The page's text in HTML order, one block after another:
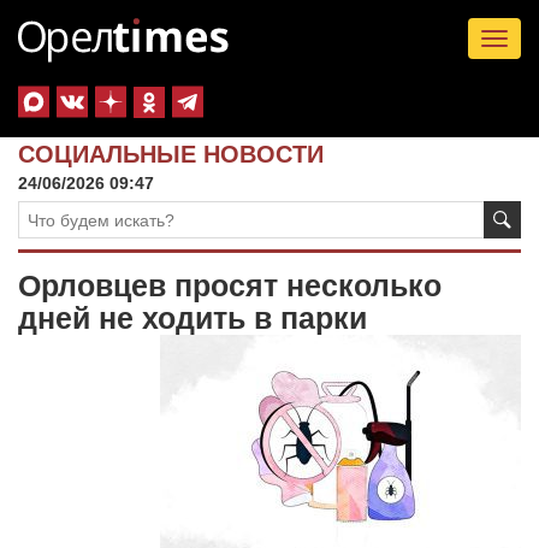
СОЦИАЛЬНЫЕ НОВОСТИ
24/06/2026 09:47
Орловцев просят несколько
дней не ходить в парки